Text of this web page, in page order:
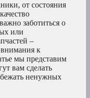
от состояния
заботиться о
или
–
к
мы представим
вам сделать
ненужных